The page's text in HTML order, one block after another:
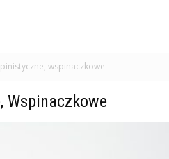
wspinaczkowe